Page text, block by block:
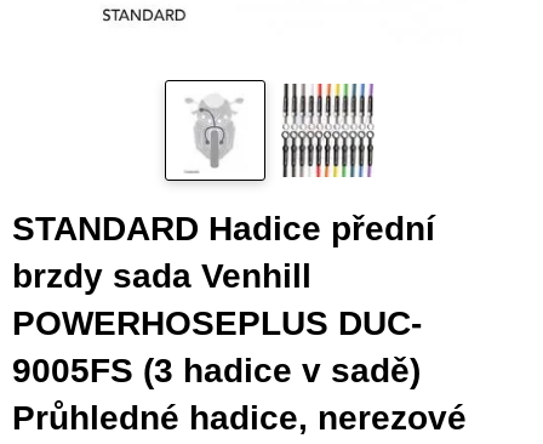
STANDARD Hadice přední
brzdy sada Venhill
POWERHOSEPLUS DUC-
9005FS (3 hadice v sadě)
Průhledné hadice, nerezové